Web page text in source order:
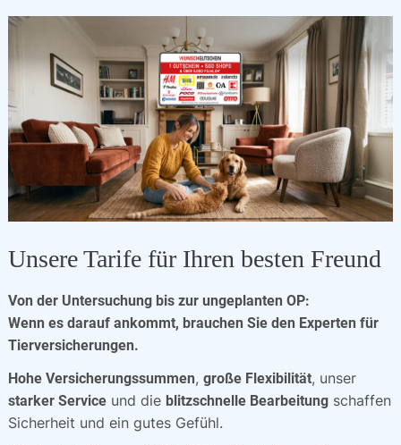
Unsere Tarife für Ihren besten Freund
Von der Untersuchung bis zur ungeplanten OP:
Wenn es darauf ankommt, brauchen Sie den Experten für
Tierversicherungen.
Hohe Versicherungssummen, große Flexibilität, unser
starker Service und die blitzschnelle Bearbeitung schaffen
Sicherheit und ein gutes Gefühl.